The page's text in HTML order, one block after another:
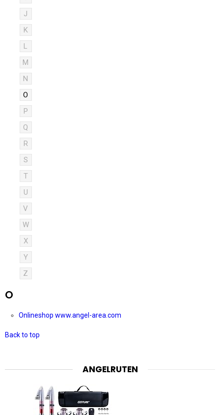
J
K
L
M
N
O
P
Q
R
S
T
U
V
W
X
Y
Z
O
Onlineshop www.angel-area.com
Back to top
ANGELRUTEN